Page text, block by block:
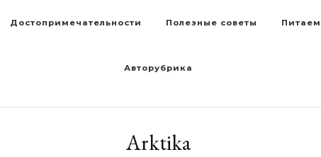
Достопримечательности Полезные советы
Авторубрика
Arktika